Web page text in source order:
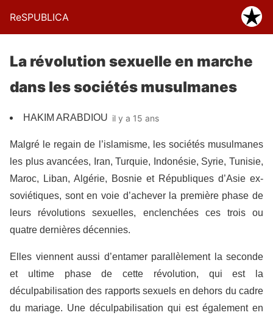
ReSPUBLICA
La révolution sexuelle en marche
dans les sociétés musulmanes
HAKIM ARABDIOU il y a 15 ans
Malgré le regain de l’islamisme, les sociétés musulmanes
les plus avancées, Iran, Turquie, Indonésie, Syrie, Tunisie,
Maroc, Liban, Algérie, Bosnie et Républiques d’Asie ex-
soviétiques, sont en voie d’achever la première phase de
leurs révolutions sexuelles, enclenchées ces trois ou
quatre dernières décennies.
Elles viennent aussi d’entamer parallèlement la seconde
et ultime phase de cette révolution, qui est la
déculpabilisation des rapports sexuels en dehors du cadre
du mariage. Une déculpabilisation qui est également en